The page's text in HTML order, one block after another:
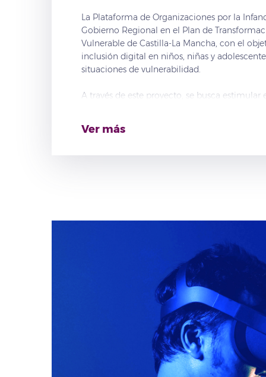
La Plataforma de Organizaciones por la
Gobierno Regional en el Plan de
Vulnerable de Castilla-La Mancha, con el
inclusión digital en niños, niñas y
situaciones de vulnerabilidad.
A través de este proyecto, se busca estimular
cada vez más digitalizada. Se pretende así,
Ver más